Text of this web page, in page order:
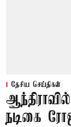
தேசிய செய்திகள்
நடிகை